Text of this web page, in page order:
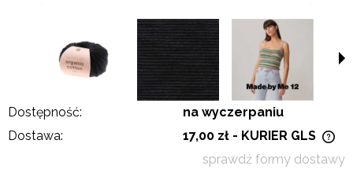
Dostępność:
na wyczerpaniu
Dostawa:
17,00 zł - KURIER GLS
sprawdź formy dostawy